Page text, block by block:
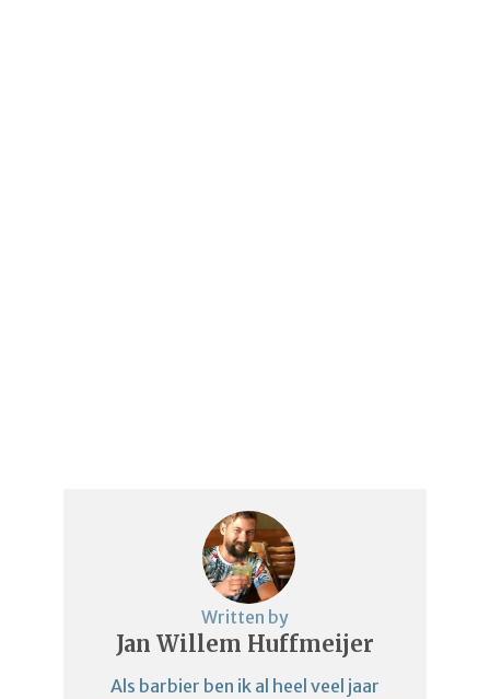
Written by
Jan Willem Huffmeijer
Als barbier ben ik al heel veel jaar